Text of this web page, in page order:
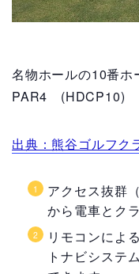
名物ホールの10番
PAR4 (HDCP10)
出典：熊谷ゴルフク
アクセス抜群
から電車とク
リモコンによ
トナビシステ